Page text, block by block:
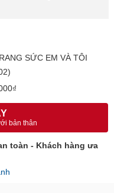
SỨC EM VÀ TÔI
bản thân
toàn - Khách hàng ưa